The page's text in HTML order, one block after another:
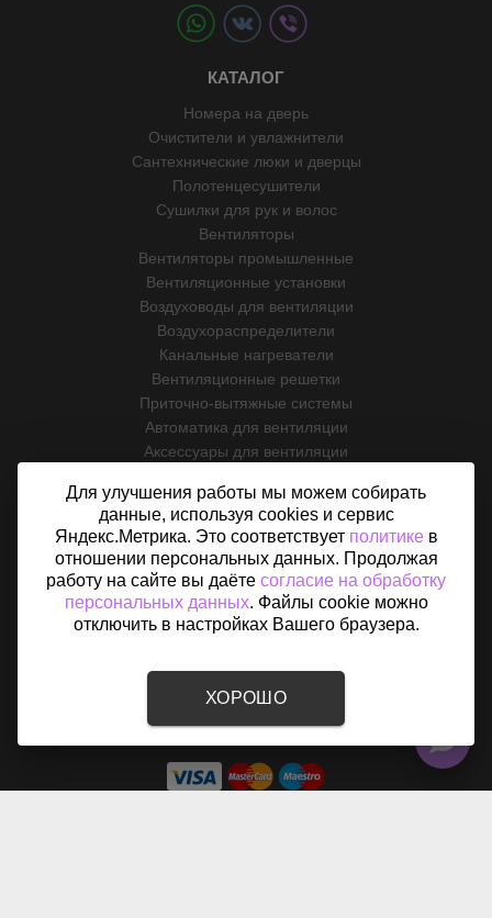
КАТАЛОГ
Номера на дверь
Очистители и увлажнители
Сантехнические люки и дверцы
Полотенцесушители
Сушилки для рук и волос
Вентиляторы
Вентиляторы промышленные
Вентиляционные установки
Воздуховоды для вентиляции
Воздухораспределители
Канальные нагреватели
Вентиляционные решетки
Приточно-вытяжные системы
Автоматика для вентиляции
Аксессуары для вентиляции
ИНФОРМАЦИЯ
О магазине
Услуги
Оплата и доставка
Возврат
Отзывы
Политика конфиденциальности
Согласие на обработку персональных данных
Для улучшения работы мы можем собирать
данные, используя cookies и сервис
Яндекс.Метрика. Это соответствует политикев
отношении персональных данных. Продолжая
работу на сайте вы даёте согласие на обработку
персональных данных. Файлы cookie можно
отключить в настройках Вашего браузера.
ХОРОШО